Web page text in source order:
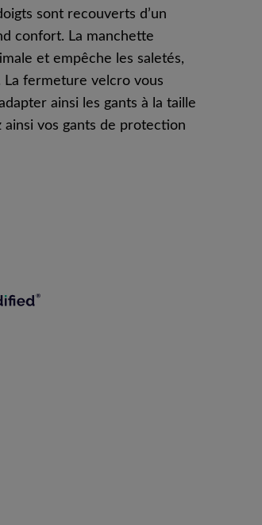
sont recouverts d’un
confort. La manchette
et empêche les saletés,
La fermeture velcro vous
ainsi les gants à la taille
vos gants de protection